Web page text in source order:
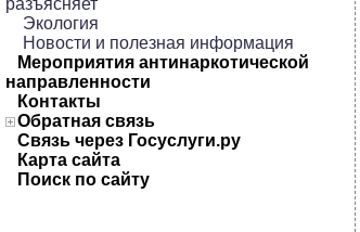
разъясняет
Экология
Новости и полезная информация
Мероприятия антинаркотической
направленности
Контакты
Обратная связь
Связь через Госуслуги.ру
Карта сайта
Поиск по сайту